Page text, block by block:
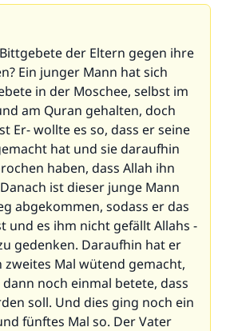
der Eltern gegen ihre
Ein junger Mann hat sich
in der Moschee, selbst im
am Quran gehalten, doch
Er- wollte es so, dass er seine
hat und sie daraufhin
haben, dass Allah ihn
ist dieser junge Mann
abgekommen, sodass er das
und es ihm nicht gefällt Allahs -
gedenken. Daraufhin hat er
zweites Mal wütend gemacht,
noch einmal betete, dass
soll. Und dies ging noch ein
fünftes Mal so. Der Vater